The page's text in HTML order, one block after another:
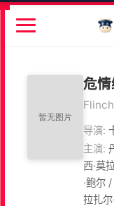
危
Flinch
导演:
主演:
西·莫
·鲍尔
拉扎